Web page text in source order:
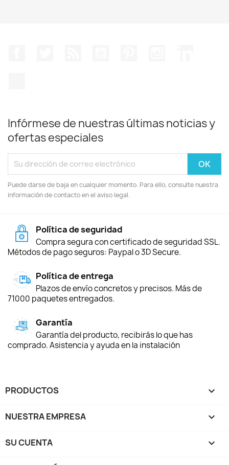
Infórmese de nuestras últimas noticias y
ofertas especiales
Puede darse de baja en cualquier momento. Para ello, consulte nuestra
información de contacto en el aviso legal.
Política de seguridad
Compra segura con certificado de seguridad SSL.
Métodos de pago seguros: Paypal o 3D Secure.
Política de entrega
Plazos de envío concretos y precisos. Más de
71000 paquetes entregados.
Garantía
Garantía del producto, recibirás lo que has
comprado. Asistencia y ayuda en la instalación
PRODUCTOS 
NUESTRA EMPRESA 
SU CUENTA 